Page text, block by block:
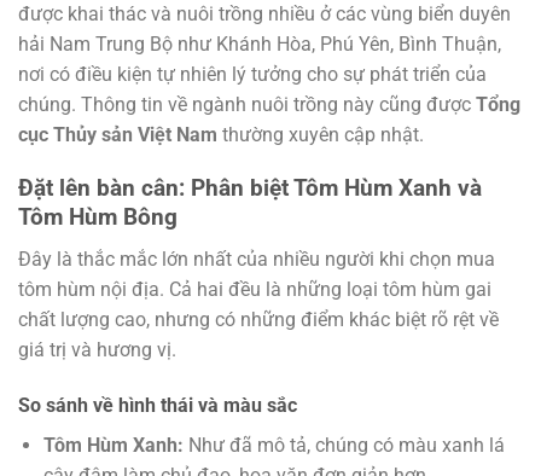
được khai thác và nuôi trồng nhiều ở các vùng biển duyên
hải Nam Trung Bộ như Khánh Hòa, Phú Yên, Bình Thuận,
nơi có điều kiện tự nhiên lý tưởng cho sự phát triển của
chúng. Thông tin về ngành nuôi trồng này cũng được Tổng
cục Thủy sản Việt Nam thường xuyên cập nhật.
Đặt lên bàn cân: Phân biệt Tôm Hùm Xanh và
Tôm Hùm Bông
Đây là thắc mắc lớn nhất của nhiều người khi chọn mua
tôm hùm nội địa. Cả hai đều là những loại tôm hùm gai
chất lượng cao, nhưng có những điểm khác biệt rõ rệt về
giá trị và hương vị.
So sánh về hình thái và màu sắc
Tôm Hùm Xanh: Như đã mô tả, chúng có màu xanh lá